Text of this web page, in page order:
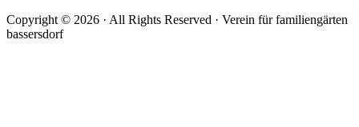
Copyright © 2026 · All Rights Reserved · Verein für familiengärten
bassersdorf